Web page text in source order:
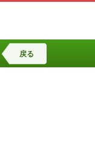
戻る